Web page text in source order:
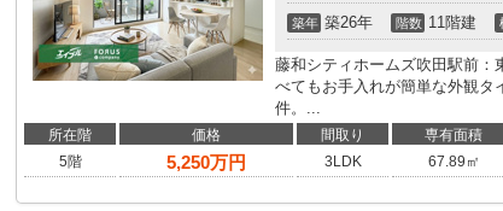
築年 築26年 階数 11階建
藤和シティホームズ吹田駅前：
べてもお手入れが簡単な外観タ
件。...
所在階 価格 間取り 専有面積
5階
5,250万円 3LDK 67.89㎡